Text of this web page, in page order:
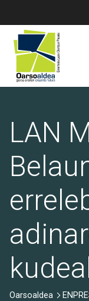
LAN
Oarsoaldea